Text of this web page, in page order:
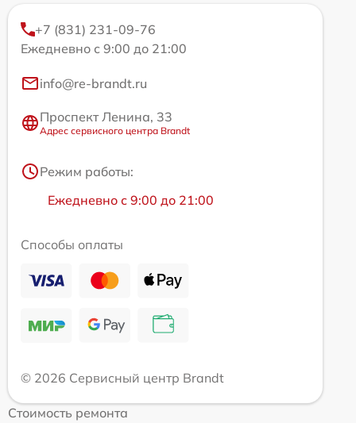
+7 (831) 231-09-76
Ежедневно с 9:00 до 21:00
info@re-brandt.ru
Проспект Ленина, 33
Адрес сервисного центра Brandt
Режим работы:
Ежедневно с 9:00 до 21:00
Способы оплаты
© 2026 Сервисный центр Brandt
Стоимость ремонта